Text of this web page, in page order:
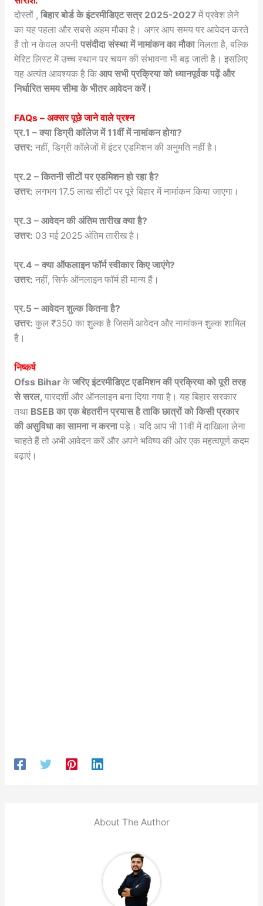
दोस्तों , बिहार बोर्ड के इंटरमीडिएट सत्र 2025-2027 में प्रवेश लेने
का यह पहला और सबसे अहम मौका है। अगर आप समय पर आवेदन करते
हैं तो न केवल अपनी पसंदीदा संस्था में नामांकन का मौकामिलता है, बल्कि
मेरिट लिस्ट में उच्च स्थान पर चयन की संभावना भी बढ़ जाती है। इसलिए
यह अत्यंत आवश्यक है कि आप सभी प्रक्रिया को ध्यानपूर्वक पढ़ें और
निर्धारित समय सीमा के भीतर आवेदन करें।
FAQs – अक्सर पूछे जाने वाले प्रश्न
प्र.1 – क्या डिग्री कॉलेज में 11वीं में नामांकन होगा?
उत्तर: नहीं, डिग्री कॉलेजों में इंटर एडमिशन की अनुमति नहीं है।
प्र.2 – कितनी सीटों पर एडमिशन हो रहा है?
उत्तर: लगभग 17.5 लाख सीटों पर पूरे बिहार में नामांकन किया जाएगा।
प्र.3 – आवेदन की अंतिम तारीख क्या है?
उत्तर: 03 मई 2025 अंतिम तारीख है।
प्र.4 – क्या ऑफलाइन फॉर्म स्वीकार किए जाएंगे?
उत्तर: नहीं, सिर्फ ऑनलाइन फॉर्म ही मान्य हैं।
प्र.5 – आवेदन शुल्क कितना है?
उत्तर: कुल ₹350 का शुल्क है जिसमें आवेदन और नामांकन शुल्क शामिल
हैं।
निष्कर्ष
Ofss Bihar के जरिए इंटरमीडिएट एडमिशन की प्रक्रिया को पूरी तरह
से सरल, पारदर्शी और ऑनलाइन बना दिया गया है। यह बिहार सरकार
तथाBSEB का एक बेहतरीन प्रयास है ताकि छात्रों को किसी प्रकार
की असुविधा का सामना न करनापड़े। यदि आप भी 11वीं में दाखिला लेना
चाहते हैं तो अभी आवेदन करें और अपने भविष्य की ओर एक महत्वपूर्ण कदम
बढ़ाएं।
About The Author